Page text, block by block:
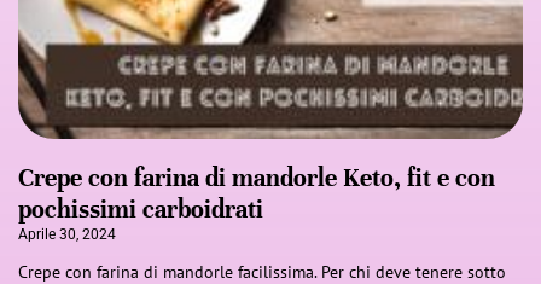
Crepe con farina di mandorle Keto, fit e con
pochissimi carboidrati
Aprile 30, 2024
Crepe con farina di mandorle facilissima. Per chi deve tenere sotto